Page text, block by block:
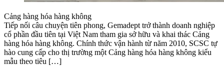
Cảng hàng hóa hàng không
Tiếp nối câu chuyện tiên phong, Gemadept trở thành doanh nghiệp
cổ phần đầu tiên tại Việt Nam tham gia sở hữu và khai thác Cảng
hàng hóa hàng không. Chính thức vận hành từ năm 2010, SCSC tự
hào cung cấp cho thị trường một Cảng hàng hóa hàng không kiểu
mẫu theo tiêu […]